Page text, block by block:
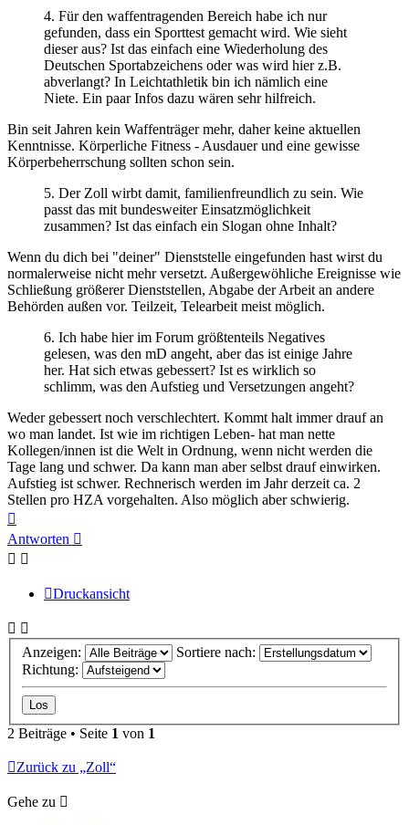
4. Für den waffentragenden Bereich habe ich nur
gefunden, dass ein Sporttest gemacht wird. Wie sieht
dieser aus? Ist das einfach eine Wiederholung des
Deutschen Sportabzeichens oder was wird hier z.B.
abverlangt? In Leichtathletik bin ich nämlich eine
Niete. Ein paar Infos dazu wären sehr hilfreich.
Bin seit Jahren kein Waffenträger mehr, daher keine aktuellen
Kenntnisse. Körperliche Fitness - Ausdauer und eine gewisse
Körperbeherrschung sollten schon sein.
5. Der Zoll wirbt damit, familienfreundlich zu sein. Wie
passt das mit bundesweiter Einsatzmöglichkeit
zusammen? Ist das einfach ein Slogan ohne Inhalt?
Wenn du dich bei "deiner" Dienststelle eingefunden hast wirst du
normalerweise nicht mehr versetzt. Außergewöhliche Ereignisse wie
Schließung größerer Dienststellen, Abgabe der Arbeit an andere
Behörden außen vor. Teilzeit, Telearbeit meist möglich.
6. Ich habe hier im Forum größtenteils Negatives
gelesen, was den mD angeht, aber das ist einige Jahre
her. Hat sich etwas gebessert? Ist es wirklich so
schlimm, was den Aufstieg und Versetzungen angeht?
Weder gebessert noch verschlechtert. Kommt halt immer drauf an
wo man landet. Ist wie im richtigen Leben- hat man nette
Kollegen/innen ist die Welt in Ordnung, wenn nicht werden die
Tage lang und schwer. Da kann man aber selbst drauf einwirken.
Aufstieg ist schwer. Rechnerisch werden im Jahr derzeit ca. 2
Stellen pro HZA vorgehalten. Also möglich aber schwierig.
oben
Antworten
Druckansicht
Anzeigen:
Sortiere nach:
Richtung:
2 Beiträge • Seite 1 von 1
Zurück zu „Zoll“
Gehe zu